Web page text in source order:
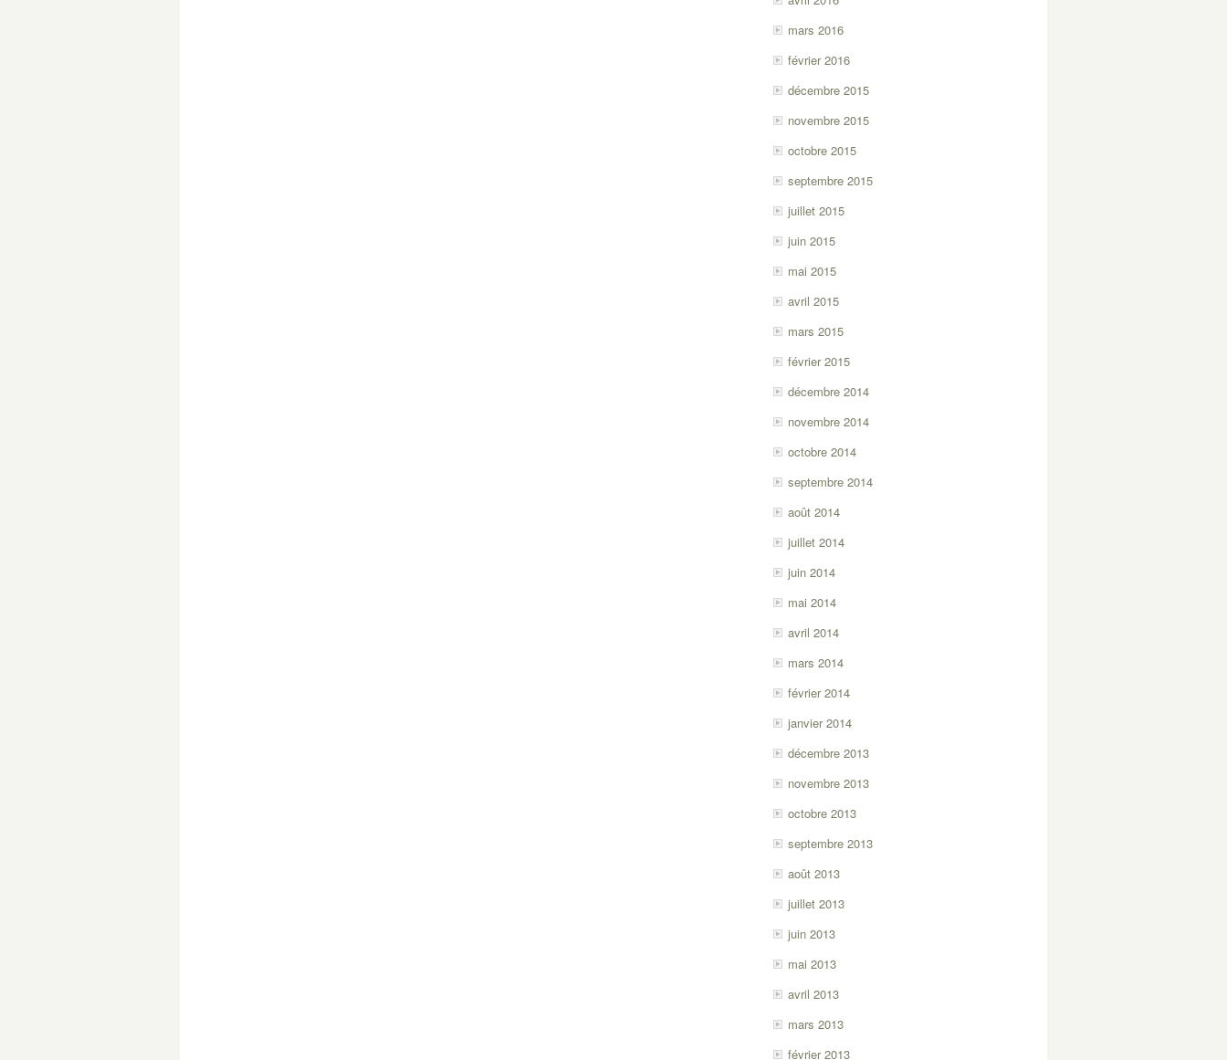
mars 2016
février 2016
décembre 2015
novembre 2015
octobre 2015
septembre 2015
juillet 2015
juin 2015
mai 2015
avril 2015
mars 2015
février 2015
décembre 2014
novembre 2014
octobre 2014
septembre 2014
août 2014
juillet 2014
juin 2014
mai 2014
avril 2014
mars 2014
février 2014
janvier 2014
décembre 2013
novembre 2013
octobre 2013
septembre 2013
août 2013
juillet 2013
juin 2013
mai 2013
avril 2013
mars 2013
février 2013